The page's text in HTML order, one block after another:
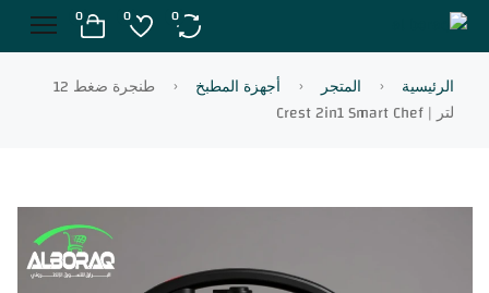
0
0
0
الرئيسية المتجر أجهزة المطبخ
طنجرة ضغط 12
لتر | Crest 2in1 Smart Chef